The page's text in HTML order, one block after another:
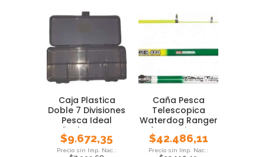
Caja Plastica
Doble 7 Divisiones
Pesca Ideal
Señuelos Mosca
$9.672,35
Caña Pesca
Telescopica
Waterdog Ranger
4 Mts Pejerrey
Carpa
$42.486,11